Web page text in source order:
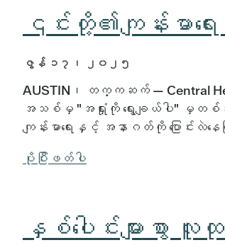
၎င်းတို့၏ကျန်းမာရ
ဇွန် ၁၇၊ ၂၀၂၅
AUSTIN၊ တက္ကဆက် — Central
အသစ်မှ "အရှုံးကို ရွေးချယ်ပါ" မှတစ်
ကျန်းမာရေးနှင့် အနာဂတ်ကို ပြောင်း
ပိုပြီးဖတ်ပါ
နှစ်ပေါင်းများစွာ